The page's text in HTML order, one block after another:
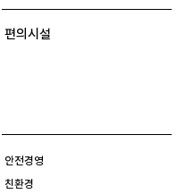
편의시설
안전경영
친환경